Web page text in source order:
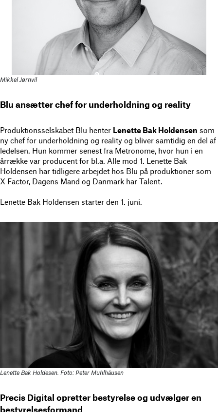
Mikkel Jørnvil
Blu ansætter chef for underholdning og reality
Produktionsselskabet Blu henter Lenette Bak Holdensen som
ny chef for underholdning og reality og bliver samtidig en del af
ledelsen. Hun kommer senest fra Metronome, hvor hun i en
årrække var producent for bl.a. Alle mod 1. Lenette Bak
Holdensen har tidligere arbejdet hos Blu på produktioner som
X Factor, Dagens Mand og Danmark har Talent.
Lenette Bak Holdensen starter den 1. juni.
Lenette Bak Holdesen. Foto: Peter Muhlhäusen
Precis Digital opretter bestyrelse og udvælger en
bestyrelsesformand